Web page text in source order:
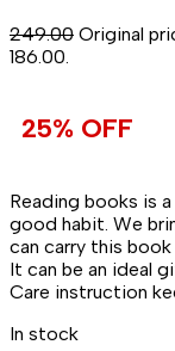
249.00 Original
₹186.00.
25% OFF
Reading books is
good habit. We
can carry this
It can be an ideal
Care instruction
In stock